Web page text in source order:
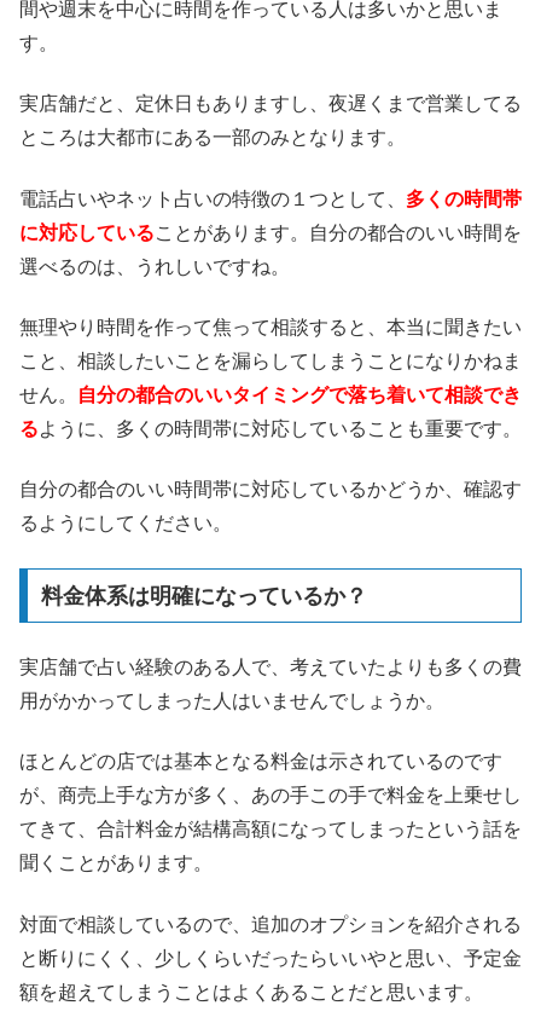
間や週末を中心に時間を作っている人は多いかと思いま
す。
実店舗だと、定休日もありますし、夜遅くまで営業してる
ところは大都市にある一部のみとなります。
電話占いやネット占いの特徴の１つとして、 多くの時間帯
に対応していることがあります。自分の都合のいい時間を
選べるのは、うれしいですね。
無理やり時間を作って焦って相談すると、本当に聞きたい
こと、相談したいことを漏らしてしまうことになりかねま
せん。
自分の都合のいいタイミングで落ち着いて相談でき
るように、多くの時間帯に対応していることも重要です。
自分の都合のいい時間帯に対応しているかどうか、確認す
るようにしてください。
料金体系は明確になっているか？
実店舗で占い経験のある人で、考えていたよりも多くの費
用がかかってしまった人はいませんでしょうか。
ほとんどの店では基本となる料金は示されているのです
が、商売上手な方が多く、あの手この手で料金を上乗せし
てきて、合計料金が結構高額になってしまったという話を
聞くことがあります。
対面で相談しているので、追加のオプションを紹介される
と断りにくく、少しくらいだったらいいやと思い、予定金
額を超えてしまうことはよくあることだと思います。